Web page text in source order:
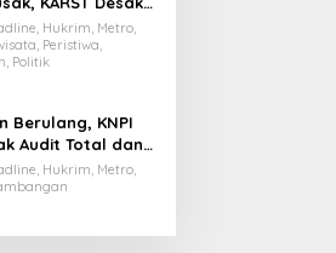
Total
Hukrim, Metro,
Peristiwa,
Politik
Berulang, KNPI
Audit Total dan
PT SPL
Hukrim, Metro,